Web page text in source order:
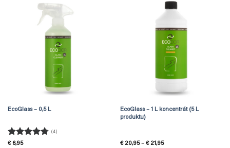
EcoGlass – 0,5 L
Hodnocení
(4)
€6,95
EcoGlass – 1 L koncentrát (5 L
produktu)
€20,95 – €21,95Rozpětí